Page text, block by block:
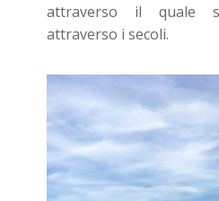
attraverso il quale
attraverso i secoli.